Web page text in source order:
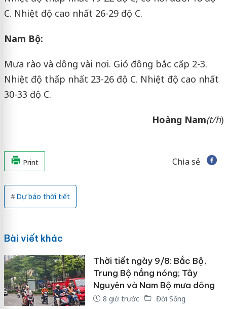
C. Nhiệt độ cao nhất 26-29 độ C.
Nam Bộ:
Mưa rào và dông vài nơi. Gió đông bắc cấp 2-3.
Nhiệt độ thấp nhất 23-26 độ C. Nhiệt độ cao nhất
30-33 độ C.
Hoàng Nam(t/h)
Print Chia sẻ
Dự báo thời tiết
Bài viết khác
Thời tiết ngày 9/8: Bắc Bộ,
Trung Bộ nắng nóng; Tây
Nguyên và Nam Bộ mưa dông
8 giờ trước Đời Sống